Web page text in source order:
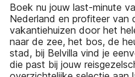
Boek nu jouw last-minute
Nederland en profiteer van
vakantiehuizen door het
naar de zee, het bos, de
stad, bij Belvilla vind je
die past bij jouw